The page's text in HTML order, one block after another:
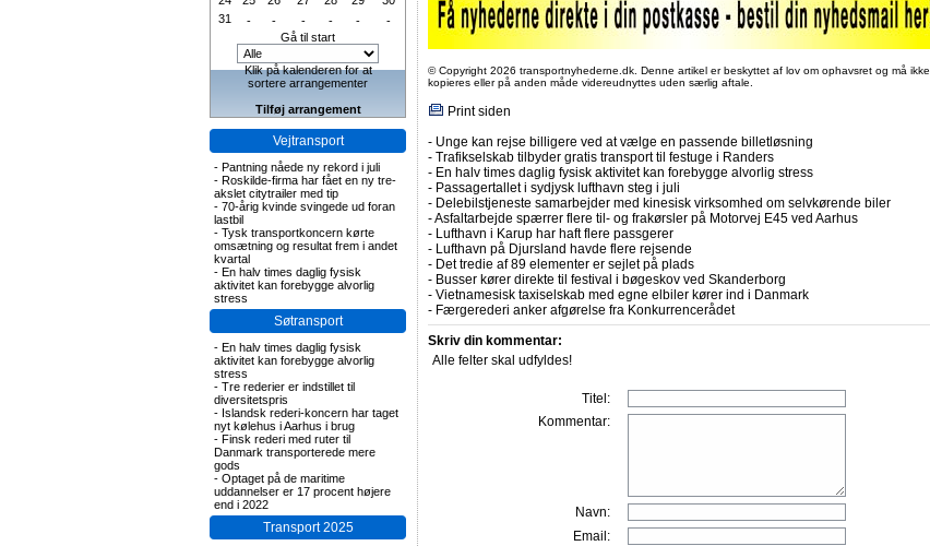
31
- - - - -
-
Gå til start
Klik på kalenderen for at
sortere arrangementer
Tilføj arrangement
Vejtransport
- Pantning nåede ny rekord i juli
- Roskilde-firma har fået en ny tre-
akslet citytrailer med tip
- 70-årig kvinde svingede ud foran
lastbil
- Tysk transportkoncern kørte
omsætning og resultat frem i andet
kvartal
- En halv times daglig fysisk
aktivitet kan forebygge alvorlig
stress
Søtransport
- En halv times daglig fysisk
aktivitet kan forebygge alvorlig
stress
- Tre rederier er indstillet til
diversitetspris
- Islandsk rederi-koncern har taget
nyt kølehus i Aarhus i brug
- Finsk rederi med ruter til
Danmark transporterede mere
gods
- Optaget på de maritime
uddannelser er 17 procent højere
end i 2022
Transport 2025
© Copyright 2026 transportnyhederne.dk. Denne artikel er beskyttet af lov om ophavsret og må ikke
kopieres eller på anden måde videreudnyttes uden særlig aftale.
Print siden
- Unge kan rejse billigere ved at vælge en passende billetløsning
- Trafikselskab tilbyder gratis transport til festuge i Randers
- En halv times daglig fysisk aktivitet kan forebygge alvorlig stress
- Passagertallet i sydjysk lufthavn steg i juli
- Delebilstjeneste samarbejder med kinesisk virksomhed om selvkørende biler
-Asfaltarbejde spærrer flere til- og frakørsler på Motorvej E45 ved Aarhus
- Lufthavn i Karup har haft flere passgerer
- Lufthavn på Djursland havde flere rejsende
- Det tredie af 89 elementer er sejlet på plads
- Busser kører direkte til festival i bøgeskov ved Skanderborg
- Vietnamesisk taxiselskab med egne elbiler kører ind i Danmark
- Færgerederi anker afgørelse fra Konkurrencerådet
Skriv din kommentar:
Alle felter skal udfyldes!
Titel:
Kommentar:
Navn:
Email: